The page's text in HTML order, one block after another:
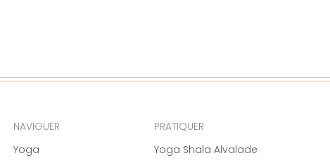
NAVIGUER
Yoga
PRATIQUER
Yoga Shala Alvalade